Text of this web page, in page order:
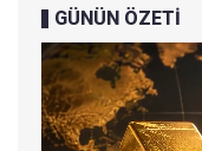
GÜNÜN ÖZETİ